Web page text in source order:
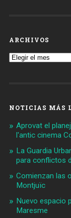
ARCHIVOS
Archivos
NOTICIAS MÁS
Aprovat el
l'antic cinema
La Guardia
para conflictos
Comienzan las
Montjuïc
Nuevo espacio
Maresme